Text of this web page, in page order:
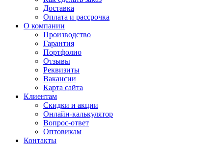
Доставка
Оплата и рассрочка
О компании
Производство
Гарантия
Портфолио
Отзывы
Реквизиты
Вакансии
Карта сайта
Клиентам
Скидки и акции
Онлайн-калькулятор
Вопрос-ответ
Оптовикам
Контакты